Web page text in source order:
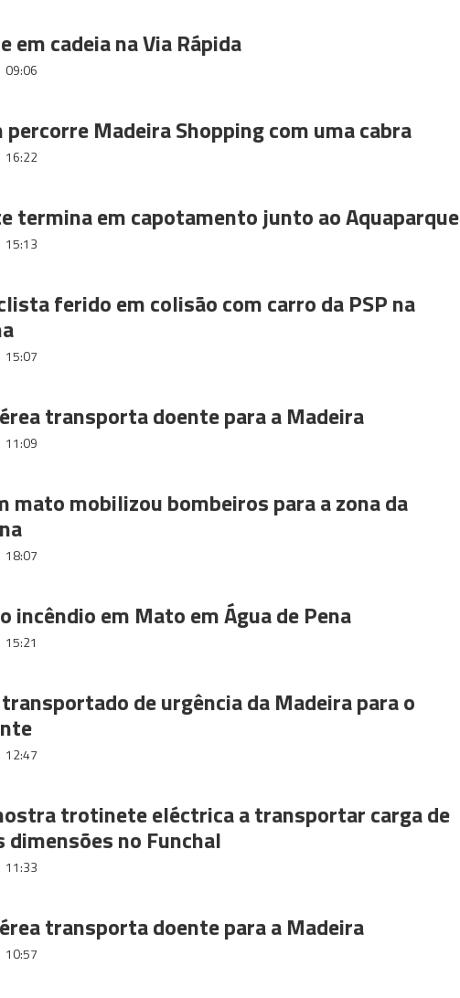
em cadeia na Via Rápida
09:06
percorre Madeira Shopping com uma cabra
16:22
termina em capotamento junto ao Aquaparque
15:13
ferido em colisão com carro da PSP na
15:07
transporta doente para a Madeira
11:09
mato mobilizou bombeiros para a zona da
18:07
incêndio em Mato em Água de Pena
15:21
de urgência da Madeira para o
12:47
trotinete eléctrica a transportar carga de
dimensões no Funchal
11:33
transporta doente para a Madeira
10:57